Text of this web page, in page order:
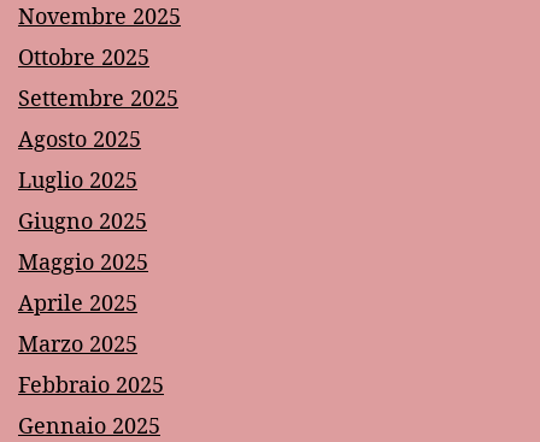
Novembre 2025
Ottobre 2025
Settembre 2025
Agosto 2025
Luglio 2025
Giugno 2025
Maggio 2025
Aprile 2025
Marzo 2025
Febbraio 2025
Gennaio 2025